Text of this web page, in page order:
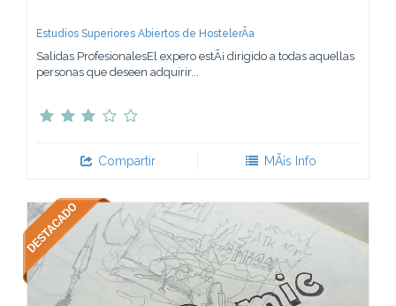
Estudios Superiores Abiertos de HostelerÃ­a
Salidas ProfesionalesEl expero estÃ¡ dirigido a todas aquellas
personas que deseen adquirir...
Compartir MÃ¡s Info